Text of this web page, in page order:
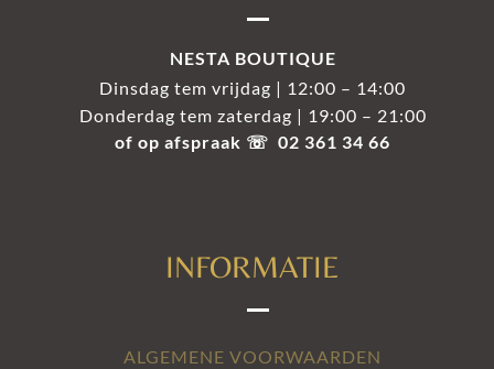
NESTA BOUTIQUE
Dinsdag tem vrijdag | 12:00 – 14:00
Donderdag tem zaterdag | 19:00 – 21:00
of op afspraak ☏ 02 361 34 66
INFORMATIE
ALGEMENE VOORWAARDEN